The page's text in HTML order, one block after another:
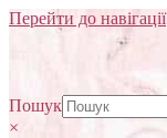
Перейти до навігації
Пошук
×